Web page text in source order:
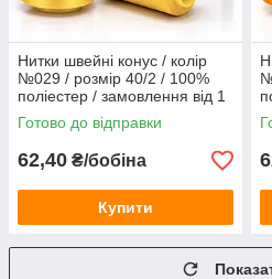
Нитки швейні конус / колір
№029 / розмір 40/2 / 100%
поліестер / замовлення від 1
бобіни
Готово до відправки
62,40 ₴/бобіна
Купити